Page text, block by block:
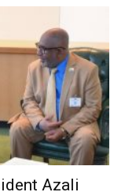
Azali